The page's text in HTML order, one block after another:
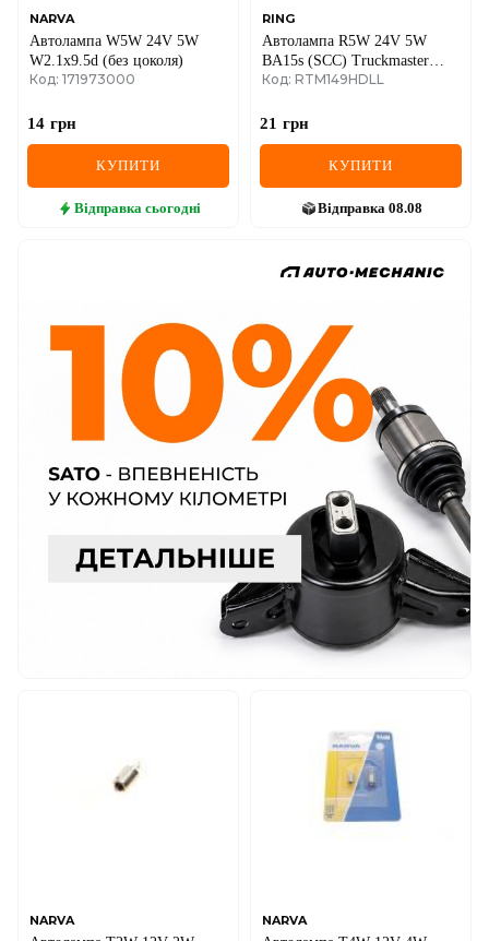
NARVA
Автолампа W5W 24V 5W
W2.1x9.5d (без цоколя)
Код: 171973000
14 грн
КУПИТИ
Відправка сьогодні
RING
Автолампа R5W 24V 5W
BA15s (SCC) Truckmaster
Heavy Duty/Long Life
Код: RTM149HDLL
21 грн
КУПИТИ
Відправка 08.08
NARVA NARVA